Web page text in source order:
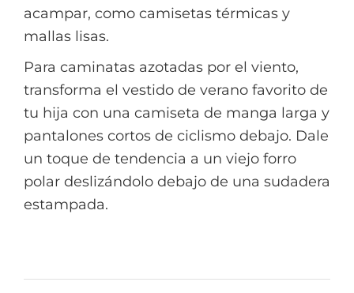
acampar, como camisetas térmicas y
mallas lisas.
Para caminatas azotadas por el viento,
transforma el vestido de verano favorito de
tu hija con una camiseta de manga larga y
pantalones cortos de ciclismo debajo. Dale
un toque de tendencia a un viejo forro
polar deslizándolo debajo de una sudadera
estampada.